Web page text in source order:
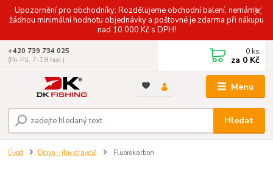
Upozornění pro obchodníky: Rozdělujeme obchodní balení, nemáme
žádnou minimální hodnotu objednávky a poštovné je zdarma při nákupu
nad 10 000 Kč s DPH!
Menu
Hledat
+420 739 734 025
(Po-Pá, 7-18 hod.)
0 ks
za 0 Kč
Úvod Doiyo - (lov dravců) Fluorokarbon